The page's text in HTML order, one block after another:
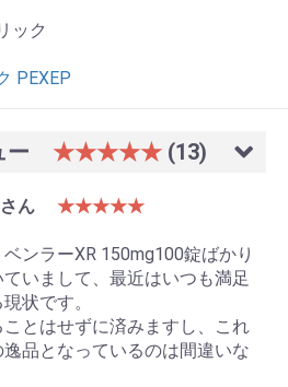
ック
PEXEP
ー ★★★★★ (13)
ん
★★★★★
ンラーXR 150mg100錠ばかり
いまして、最近はいつも満足
状です。
とはせずに済みますし、これ
品となっているのは間違いな